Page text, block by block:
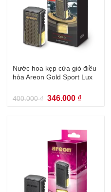
Nước hoa kẹp cửa gió điều
hòa Areon Gold Sport Lux
400.000₫ Giá
gốc
là:
346.000 ₫Giá
hiện
tại